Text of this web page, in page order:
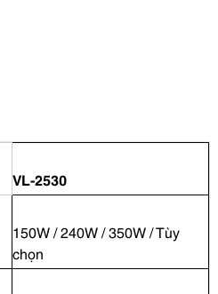
VL-2530
150W / 240W / 350W / Tùy
chọn